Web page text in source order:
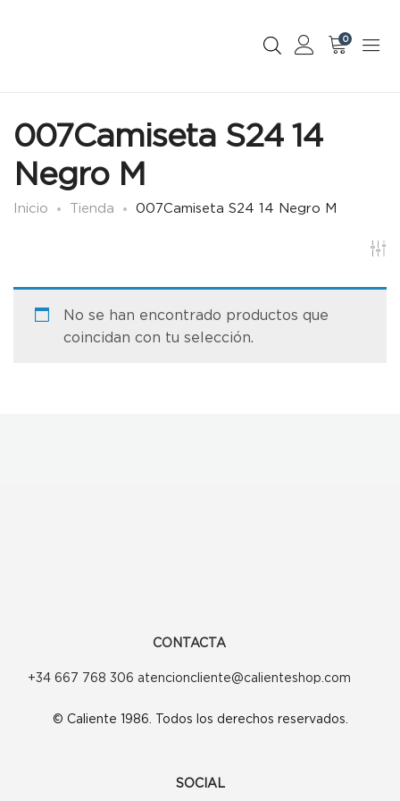
0
007Camiseta S24 14
Negro M
Inicio Tienda 007Camiseta S24 14 Negro M
No se han encontrado productos que
coincidan con tu selección.
CONTACTA
+34 667 768 306 atencioncliente@calienteshop.com
© Caliente 1986. Todos los derechos reservados.
SOCIAL